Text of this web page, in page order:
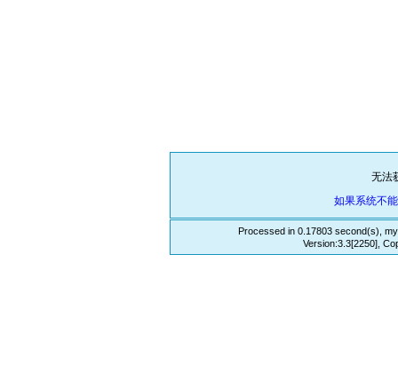
无法
如果系统不
Processed in 0.17803 second(s),
Version:3.3[2250],